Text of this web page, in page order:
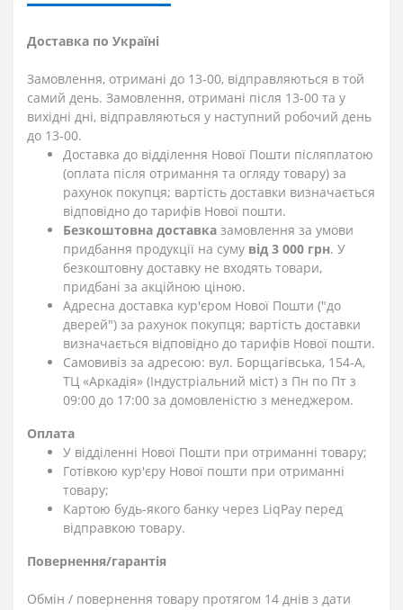
Доставка по Україні
Замовлення, отримані до 13-00, відправляються в той
самий день. Замовлення, отримані після 13-00 та у
вихідні дні, відправляються у наступний робочий день
до 13-00.
Доставка до відділення Нової Пошти післяплатою
(оплата після отримання та огляду товару) за
рахунок покупця; вартість доставки визначається
відповідно до тарифів Нової пошти.
Безкоштовна доставка замовлення за умови
придбання продукції на суму від 3 000 грн. У
безкоштовну доставку не входять товари,
придбані за акційною ціною.
Адресна доставка кур'єром Нової Пошти ("до
дверей") за рахунок покупця; вартість доставки
визначається відповідно до тарифів Нової пошти.
Самовивіз за адресою: вул. Борщагівська, 154-А,
ТЦ «Аркадія» (Індустріальний міст) з Пн по Пт з
09:00 до 17:00 за домовленістю з менеджером.
Оплата
У відділенні Нової Пошти при отриманні товару;
Готівкою кур'єру Нової пошти при отриманні
товару;
Картою будь-якого банку через LiqPay перед
відправкою товару.
Повернення/гарантія
Обмін / повернення товару протягом 14 днів з дати